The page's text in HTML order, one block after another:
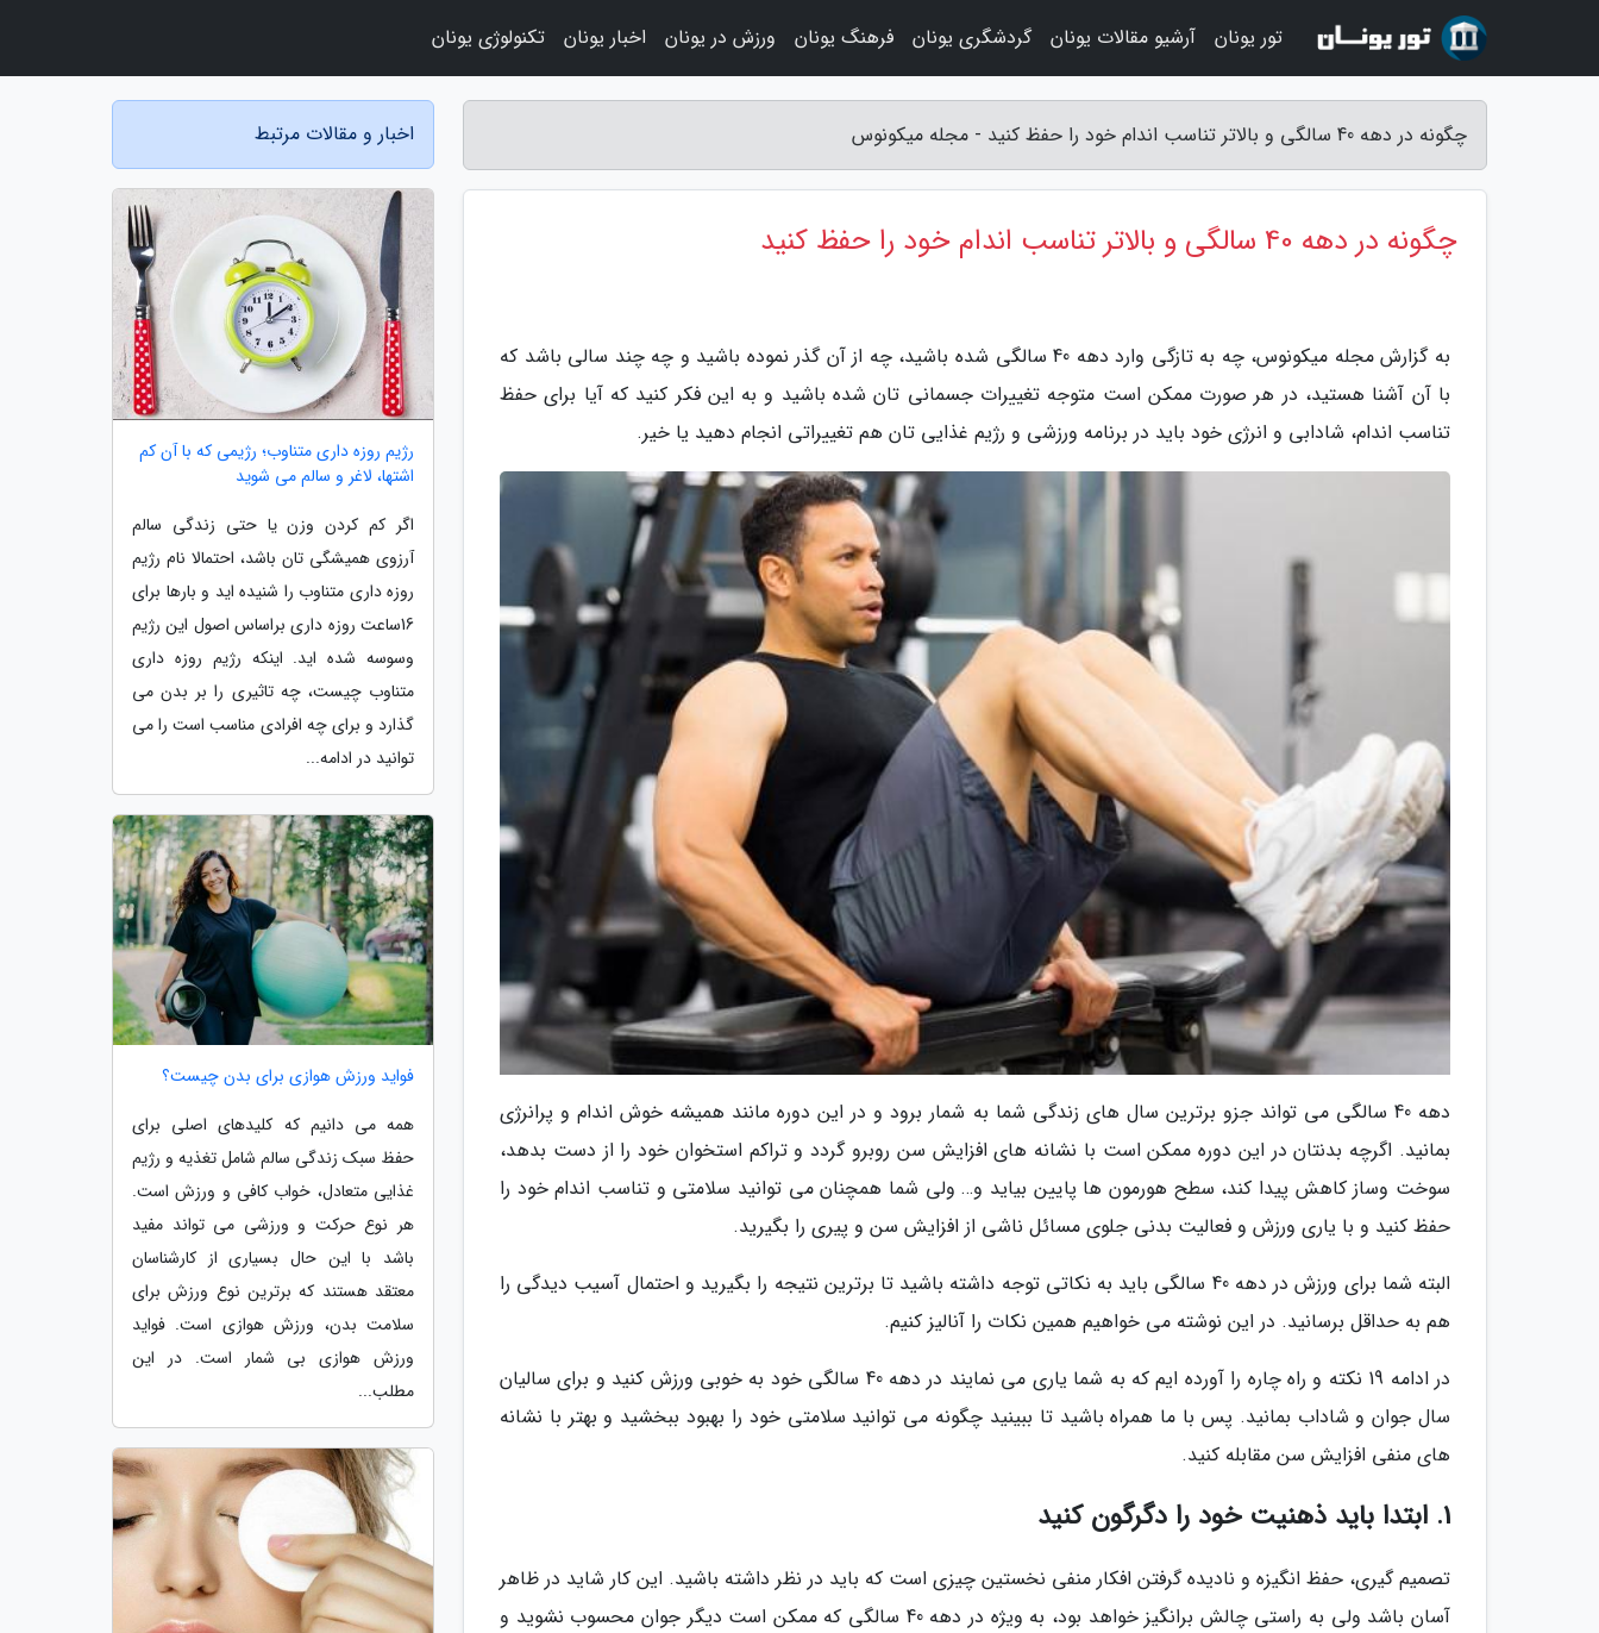
چگونه در دهه 40 سالگی و بالاتر تناسب اندام خود را حفظ کنید - مجله میکونوس
چگونه در دهه 40 سالگی و بالاتر تناسب اندام خود را حفظ کنید
به گزارش مجله میکونوس، چه به تازگی وارد دهه 40 سالگی شده باشید، چه از آن گذر نموده باشید و چه چند سالی باشد که
با آن آشنا هستید، در هر صورت ممکن است متوجه تغییرات جسمانی تان شده باشید و به این فکر کنید که آیا برای حفظ
تناسب اندام، شادابی و انرژی خود باید در برنامه ورزشی و رژیم غذایی تان هم تغییراتی انجام دهید یا خیر.
دهه 40 سالگی می تواند جزو برترین سال های زندگی شما به شمار برود و در این دوره مانند همیشه خوش اندام و پرانرژی
بمانید. اگرچه بدنتان در این دوره ممکن است با نشانه های افزایش سن روبرو گردد و تراکم استخوان خود را از دست بدهد،
سوخت وساز کاهش پیدا کند، سطح هورمون ها پایین بیاید و… ولی شما همچنان می توانید سلامتی و تناسب اندام خود را
حفظ کنید و با یاری ورزش و فعالیت بدنی جلوی مسائل ناشی از افزایش سن و پیری را بگیرید.
البته شما برای ورزش در دهه 40 سالگی باید به نکاتی توجه داشته باشید تا برترین نتیجه را بگیرید و احتمال آسیب دیدگی را
هم به حداقل برسانید. در این نوشته می خواهیم همین نکات را آنالیز کنیم.
در ادامه 19 نکته و راه چاره را آورده ایم که به شما یاری می نمایند در دهه 40 سالگی خود به خوبی ورزش کنید و برای سالیان
سال جوان و شاداب بمانید. پس با ما همراه باشید تا ببینید چگونه می توانید سلامتی خود را بهبود ببخشید و بهتر با نشانه
های منفی افزایش سن مقابله کنید.
1. ابتدا باید ذهنیت خود را دگرگون کنید
تصمیم گیری، حفظ انگیزه و نادیده گرفتن افکار منفی نخستین چیزی است که باید در نظر داشته باشید. این کار شاید در ظاهر
آسان باشد ولی به راستی چالش برانگیز خواهد بود، به ویژه در دهه 40 سالگی که ممکن است دیگر جوان محسوب نشوید و
اخبار و مقالات مرتبط
رژیم روزه داری متناوب؛ رژیمی که با آن کم
اشتها، لاغر و سالم می شوید
اگر کم کردن وزن یا حتی زندگی سالم
آرزوی همیشگی تان باشد، احتمالا نام رژیم
روزه داری متناوب را شنیده اید و بارها برای
16ساعت روزه داری براساس اصول این رژیم
وسوسه شده اید. اینکه رژیم روزه داری
متناوب چیست، چه تاثیری را بر بدن می
گذارد و برای چه افرادی مناسب است را می
توانید در ادامه...
فواید ورزش هوازی برای بدن چیست؟
همه می دانیم که کلیدهای اصلی برای
حفظ سبک زندگی سالم شامل تغذیه و رژیم
غذایی متعادل، خواب کافی و ورزش است.
هر نوع حرکت و ورزشی می تواند مفید
باشد با این حال بسیاری از کارشناسان
معتقد هستند که برترین نوع ورزش برای
سلامت بدن، ورزش هوازی است. فواید
ورزش هوازی بی شمار است. در این
مطلب...
تور یونان آرشیو مقالات یونان گردشگری یونان فرهنگ یونان ورزش در یونان اخبار یونان تکنولوژی یونان